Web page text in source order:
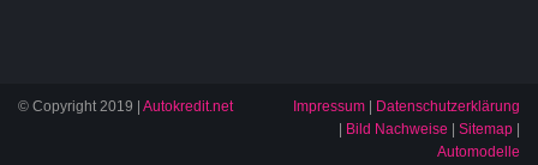
© Copyright 2019 | Autokredit.net Impressum
Datenschutzerklärung
Bild Nachweise Sitemap
Automodelle